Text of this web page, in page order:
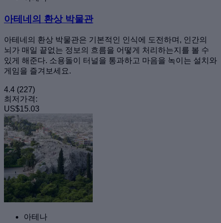
아테네의 환상 박물관
아테네의 환상 박물관은 기본적인 인식에 도전하며, 인간의
뇌가 매일 끝없는 정보의 흐름을 어떻게 처리하는지를 볼 수
있게 해준다. 소용돌이 터널을 통과하고 마음을 녹이는 설치와
게임을 즐겨보세요.
4.4 (227)
최저가격:
US$15.03
아테나